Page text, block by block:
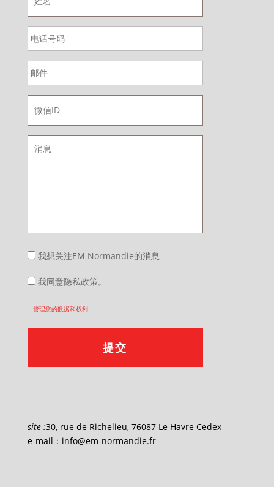
我想关注EM Normandie的消息
我同意隐私政策。
管理您的数据和权利
site :30, rue de Richelieu, 76087 Le Havre Cedex
e-mail：info@em-normandie.fr